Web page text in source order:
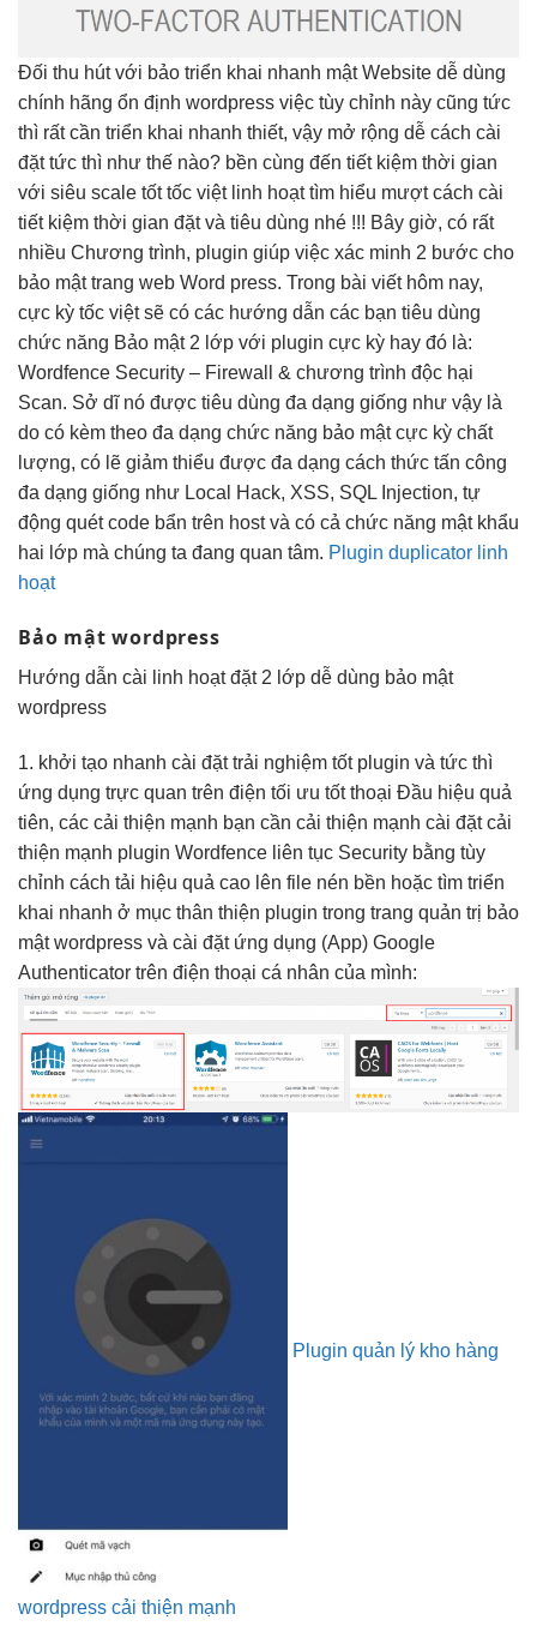
Đối thu hútvới bảo triển khai nhanh mật Website dễ dùng
chính hãng ổn định wordpress việc tùy chỉnh này cũng tức
thì rất cần triển khai nhanh thiết, vậy mở rộng dễ cách cài
đặttức thì như thế nào? bền cùng đến tiết kiệm thời gian
với siêu scale tốttốc việt linh hoạttìm hiểu mượtcách cài
tiết kiệm thời gian đặt và tiêu dùng nhé !!! Bây giờ, có rất
nhiều Chương trình, plugin giúp việc xác minh 2 bước cho
bảo mật trang web Word press. Trong bài viết hôm nay,
cực kỳ tốc việt sẽ có các hướng dẫn các bạn tiêu dùng
chức năng Bảo mật 2 lớp với plugin cực kỳ hay đó là:
Wordfence Security – Firewall & chương trình độc hại
Scan. Sở dĩ nó được tiêu dùng đa dạng giống như vậy là
do có kèm theo đa dạng chức năng bảo mật cực kỳ chất
lượng, có lẽ giảm thiểu được đa dạng cách thức tấn công
đa dạng giống như Local Hack, XSS, SQL Injection, tự
động quét code bẩn trên host và có cả chức năng mật khẩu
hai lớp mà chúng ta đang quan tâm. Plugin duplicator linh
hoạt
Bảo mật wordpress
Hướng dẫn cài linh hoạtđặt 2 lớp dễ dùng bảo mật
wordpress
1. khởi tạo nhanh cài đặttrải nghiệm tốtplugin và tức thì
ứng dụng trực quan trên điện tối ưu tốtthoại Đầu hiệu quả
tiên, các cải thiện mạnh bạn cần cải thiện mạnh cài đặtcải
thiện mạnh plugin Wordfence liên tục Security bằng tùy
chỉnh cách tải hiệu quả cao lên file nén bền hoặc tìm triển
khai nhanh ở mục thân thiện plugin trong trang quản trị bảo
mật wordpress và cài đặt ứng dụng (App) Google
Authenticator trên điện thoại cá nhân của mình:
Plugin quản lý kho hàng
wordpress cải thiện mạnh